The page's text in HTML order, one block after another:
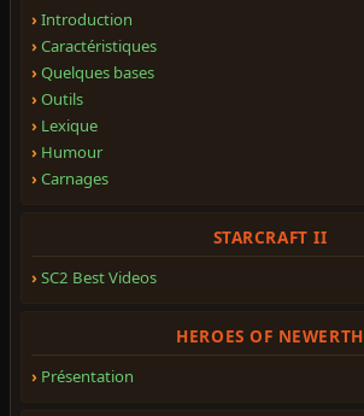
Introduction
Caractéristiques
Quelques bases
Outils
Lexique
Humour
Carnages
STARCRAFT II
SC2 Best Videos
HEROES OF NEWERTH
Présentation